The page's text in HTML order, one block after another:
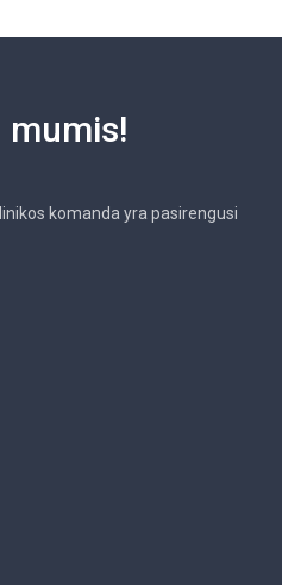
mumis!
komanda yra pasirengusi